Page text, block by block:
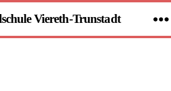
Viereth-Trunstadt